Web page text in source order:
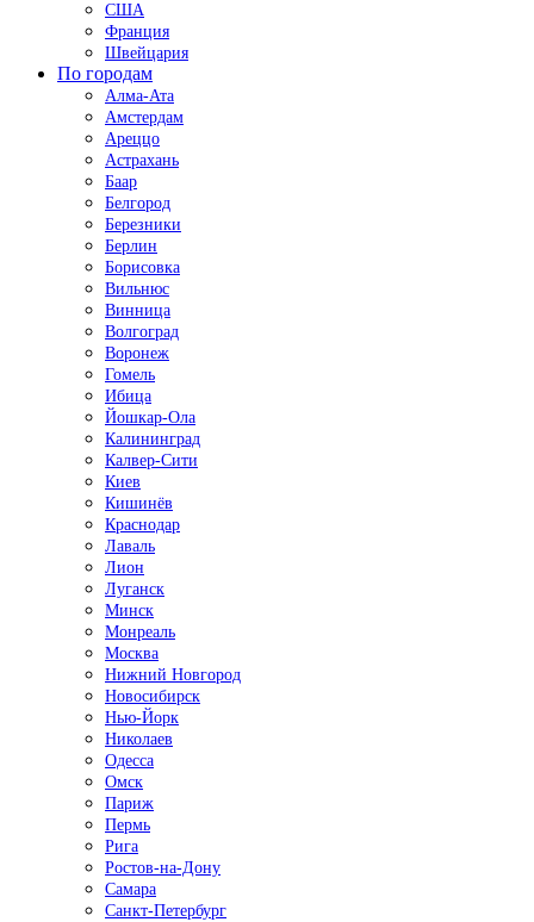
США
Франция
Швейцария
По городам
Алма-Ата
Амстердам
Ареццо
Астрахань
Баар
Белгород
Березники
Берлин
Борисовка
Вильнюс
Винница
Волгоград
Воронеж
Гомель
Ибица
Йошкар-Ола
Калининград
Калвер-Сити
Киев
Кишинёв
Краснодар
Лаваль
Лион
Луганск
Минск
Монреаль
Москва
Нижний Новгород
Новосибирск
Нью-Йорк
Николаев
Одесса
Омск
Париж
Пермь
Рига
Ростов-на-Дону
Самара
Санкт-Петербург